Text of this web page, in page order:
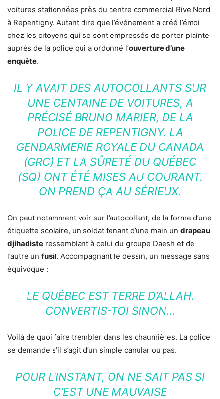
voitures stationnées près du centre commercial Rive Nord
à Repentigny. Autant dire que l’événement a créé l’émoi
chez les citoyens qui se sont empressés de porter plainte
auprès de la police qui a ordonné l’ouverture d’une
enquête.
IL Y AVAIT DES AUTOCOLLANTS SUR
UNE CENTAINE DE VOITURES, A
PRÉCISÉ BRUNO MARIER, DE LA
POLICE DE REPENTIGNY. LA
GENDARMERIE ROYALE DU CANADA
(GRC) ET LA SÛRETÉ DU QUÉBEC
(SQ) ONT ÉTÉ MISES AU COURANT.
ON PREND ÇA AU SÉRIEUX.
On peut notamment voir sur l’autocollant, de la forme d’une
étiquette scolaire, un soldat tenant d’une main un drapeau
djihadiste ressemblant à celui du groupe Daesh et de
l’autre un fusil. Accompagnant le dessin, un message sans
équivoque :
LE QUÉBEC EST TERRE D’ALLAH.
CONVERTIS-TOI SINON…
Voilà de quoi faire trembler dans les chaumières. La police
se demande s’il s’agit d’un simple canular ou pas.
POUR L’INSTANT, ON NE SAIT PAS SI
C’EST UNE MAUVAISE